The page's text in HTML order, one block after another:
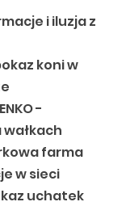
i iluzja z
koni w
-
farma
w sieci
uchatek